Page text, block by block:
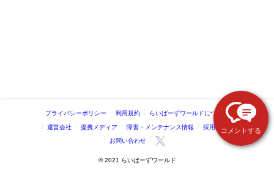
コメントする
プライバシーポリシー 利用規約 らいばーずワールドについて
運営会社 提携メディア 障害・メンテナンス情報 採用情報
お問い合わせ
©️ 2021 らいばーずワールド